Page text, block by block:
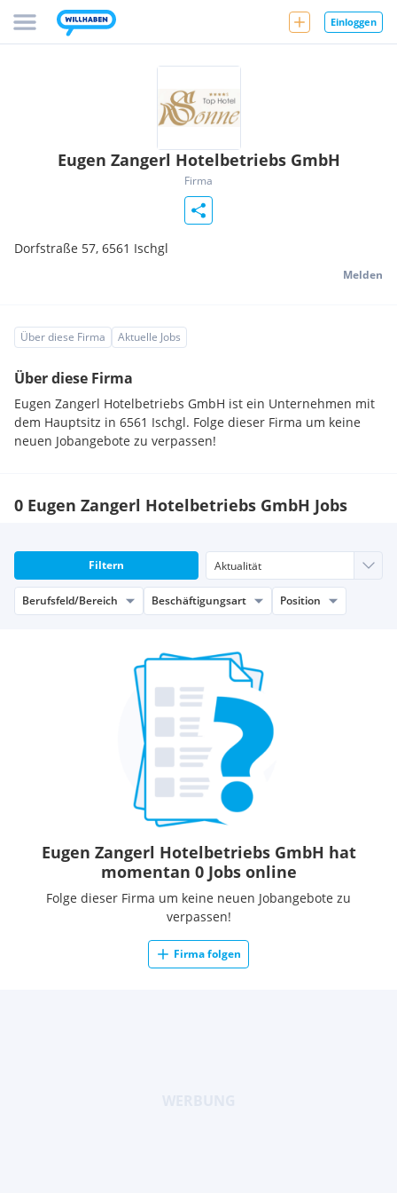
Einloggen
Eugen Zangerl Hotelbetriebs GmbH
Firma
Dorfstraße 57, 6561 Ischgl
Melden
Über diese Firma Aktuelle Jobs
Über diese Firma
Eugen Zangerl Hotelbetriebs GmbH ist ein Unternehmen mit
dem Hauptsitz in 6561 Ischgl. Folge dieser Firma um keine
neuen Jobangebote zu verpassen!
0 Eugen Zangerl Hotelbetriebs GmbH Jobs
Filtern
Berufsfeld/Bereich Beschäftigungsart Position
Eugen Zangerl Hotelbetriebs GmbH hat
momentan 0 Jobs online
Folge dieser Firma um keine neuen Jobangebote zu
verpassen!
Firma folgen